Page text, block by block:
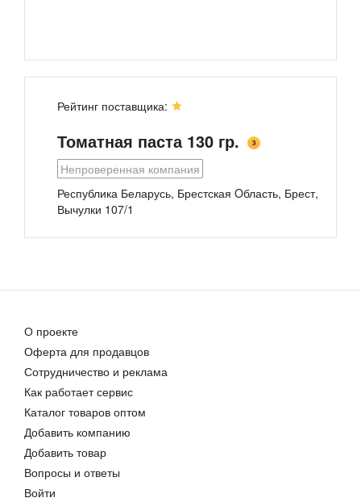
Рейтинг поставщика:
Томатная паста 130 гр. 3
Непроверенная компания
Республика Беларусь, Брестская Oбласть, Брест,
Вычулки 107/1
О проекте
Оферта для продавцов
Сотрудничество и реклама
Как работает сервис
Каталог товаров оптом
Добавить компанию
Добавить товар
Вопросы и ответы
Войти